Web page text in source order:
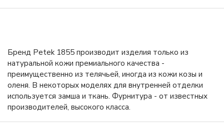
Бренд Petek 1855 производит изделия только из
натуральной кожи премиального качества -
преимущественно из телячьей, иногда из кожи козы и
оленя. В некоторых моделях для внутренней отделки
используется замша и ткань. Фурнитура - от известных
производителей, высокого класса.